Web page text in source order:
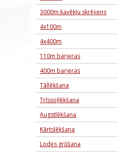
3000m kavēkļu skrējiens
4x100m
4x400m
110m barjeras
400m barjeras
Tāllēkšana
Trīssoļlēkšana
Augstlēkšana
Kārtslēkšana
Lodes grūšana